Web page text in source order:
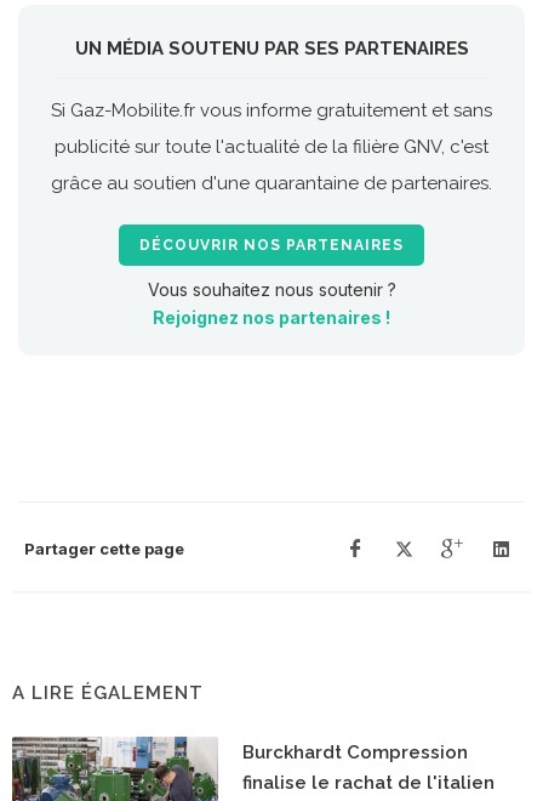
UN MÉDIA SOUTENU PAR SES PARTENAIRES
Si Gaz-Mobilite.fr vous informe gratuitement et sans
publicité sur toute l'actualité de la filière GNV, c'est
grâce au soutien d'une quarantaine de partenaires.
DÉCOUVRIR NOS PARTENAIRES
Vous souhaitez nous soutenir ?
Rejoignez nos partenaires !
Partager cette page
A LIRE ÉGALEMENT
Burckhardt Compression
finalise le rachat de l'italien